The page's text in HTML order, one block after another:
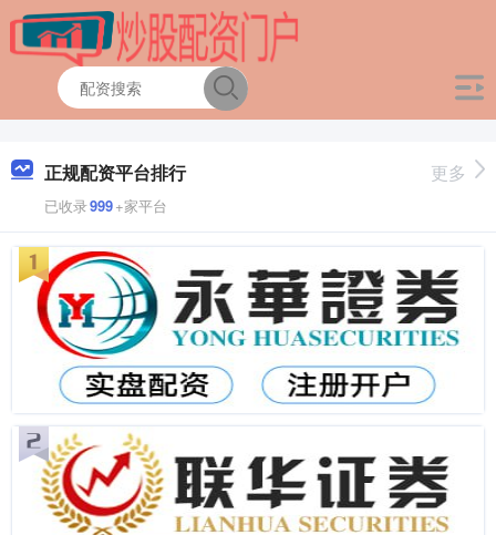
正规配资平台排行
已收录999+家平台
更多